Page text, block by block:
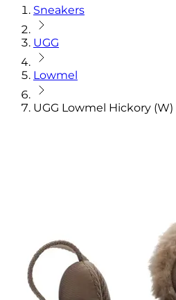
Sneakers
UGG
Lowmel
UGG Lowmel Hickory (W)